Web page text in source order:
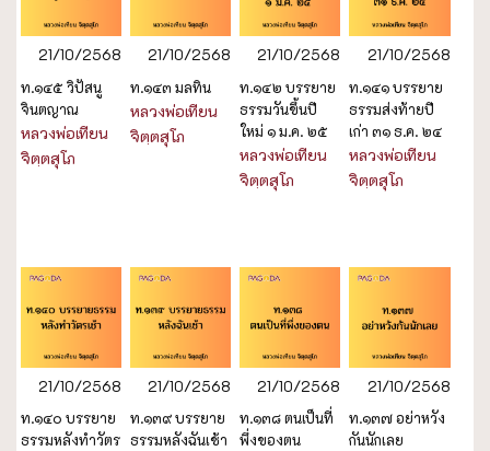
21/10/2568
ท.๑๔๕ วิปัสนู
จินตญาณ
หลวงพ่อเทียน
จิตฺตสุโภ
21/10/2568
ท.๑๔๓ มลทิน
หลวงพ่อเทียน
จิตฺตสุโภ
21/10/2568
ท.๑๔๒ บรรยาย
ธรรมวันขึ้นปี
ใหม่ ๑ ม.ค. ๒๕
หลวงพ่อเทียน
จิตฺตสุโภ
21/10/2568
ท.๑๔๑ บรรยาย
ธรรมส่งท้ายปี
เก่า ๓๑ ธ.ค. ๒๔
หลวงพ่อเทียน
จิตฺตสุโภ
21/10/2568
ท.๑๔๐ บรรยาย
ธรรมหลังทำวัตร
21/10/2568
ท.๑๓๙ บรรยาย
ธรรมหลังฉันเช้า
21/10/2568
ท.๑๓๘ ตนเป็นที่
พึ่งของตน
21/10/2568
ท.๑๓๗ อย่าหวัง
กันนักเลย